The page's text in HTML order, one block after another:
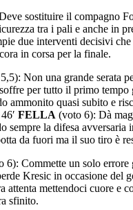
due interventi decisivi
in corsa per la finale.
Non una grande serata
ammonito quasi subito e
FELLA(voto 6): Dà
sempre la difesa avversaria
da fuori ma il suo tiro è
6): Commette un solo errore
attenta mettendoci cuore e
sfinito.
Ottima prova per lui che